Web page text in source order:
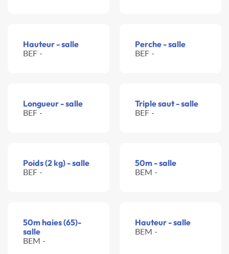
Hauteur - salle
BEF -
Perche - salle
BEF -
Longueur - salle
BEF -
Triple saut - salle
BEF -
Poids (2 kg) - salle
BEF -
50m - salle
BEM -
50m haies (65)-
salle
BEM -
Hauteur - salle
BEM -